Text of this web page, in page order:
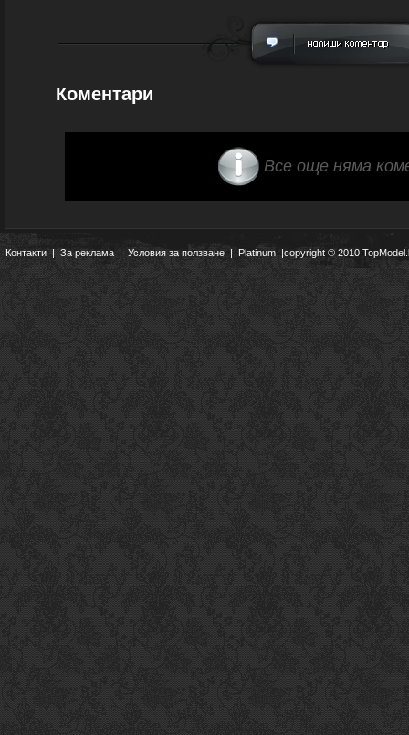
Коментари
Все още няма
Контакти|За реклама | Условия за ползване | Platinum |copyright © 2010